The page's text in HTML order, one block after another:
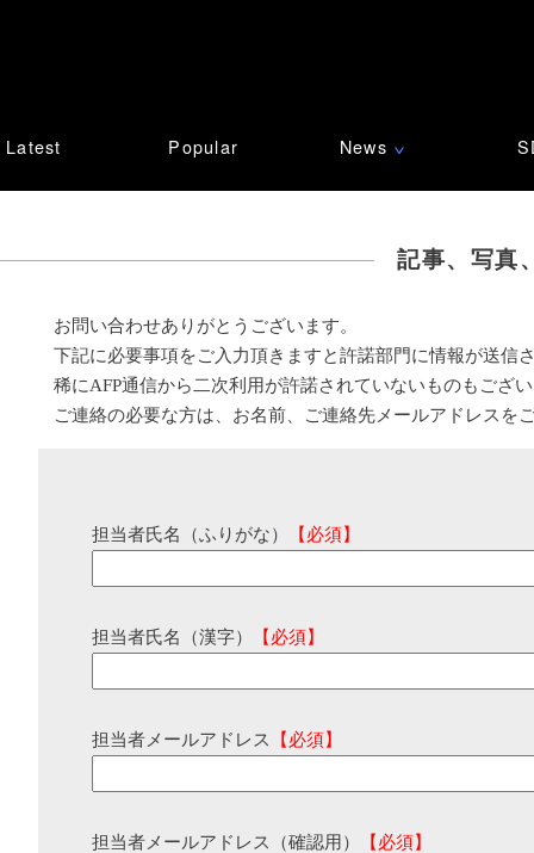
Latest Popular News ∨
記事、写真
お問い合わせありがとうございます。
下記に必要事項をご入力頂きますと許諾部門に情報が送信
稀にAFP通信から二次利用が許諾されていないものもござ
ご連絡の必要な方は、お名前、ご連絡先メールアドレスを
担当者氏名（ふりがな） 【必須】
担当者氏名（漢字） 【必須】
担当者メールアドレス 【必須】
担当者メールアドレス（確認用） 【必須】